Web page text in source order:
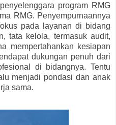
program RMG
RMG. Penyempurnaannya
pada layanan di bidang
tata kelola, termasuk audit,
mempertahankan kesiapan
dukungan penuh dari
di bidangnya. Tentu
menjadi pondasi dan anak
sama.